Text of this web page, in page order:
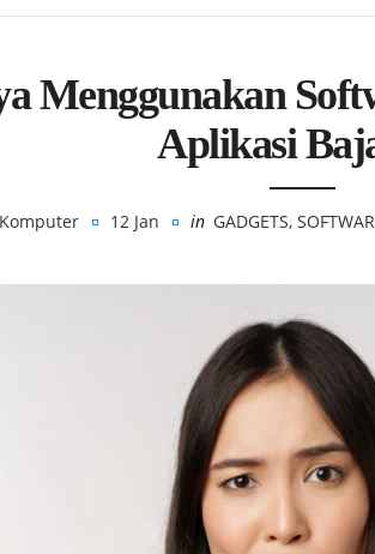
Menggunakan
Aplikasi
12 Jan in GADGETS,